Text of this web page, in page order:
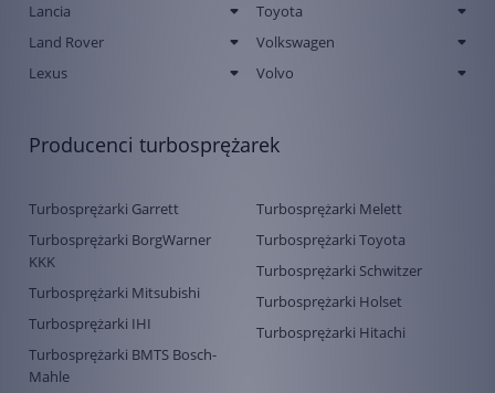
Lancia
Land Rover
Lexus
Toyota
Volkswagen
Volvo
Producenci turbosprężarek
Turbosprężarki Garrett
Turbosprężarki BorgWarner
KKK
Turbosprężarki Mitsubishi
Turbosprężarki IHI
Turbosprężarki BMTS Bosch-
Mahle
Turbosprężarki Melett
Turbosprężarki Toyota
Turbosprężarki Schwitzer
Turbosprężarki Holset
Turbosprężarki Hitachi